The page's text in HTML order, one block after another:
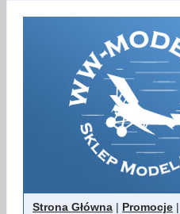
Strona Główna | Promocje |